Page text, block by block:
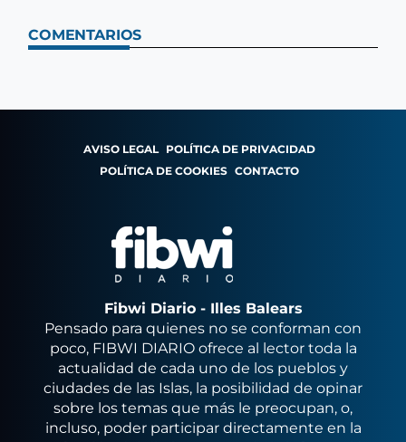
COMENTARIOS
AVISO LEGAL POLÍTICA DE PRIVACIDAD
POLÍTICA DE COOKIES CONTACTO
Fibwi Diario - Illes Balears
Pensado para quienes no se conforman con
poco, FIBWI DIARIO ofrece al lector toda la
actualidad de cada uno de los pueblos y
ciudades de las Islas, la posibilidad de opinar
sobre los temas que más le preocupan, o,
incluso, poder participar directamente en la